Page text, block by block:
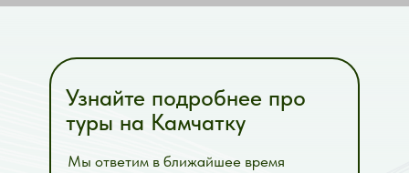
Узнайте подробнее про
туры на Камчатку
Мы ответим в ближайшее время